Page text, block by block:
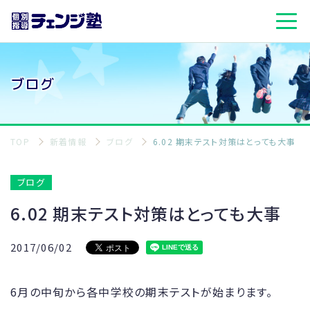
ブログ
TOP 新着情報 ブログ 6.02 期末テスト対策はとっても大事
ブログ
6.02 期末テスト対策はとっても大事
2017/06/02
6月の中旬から各中学校の期末テストが始まります。